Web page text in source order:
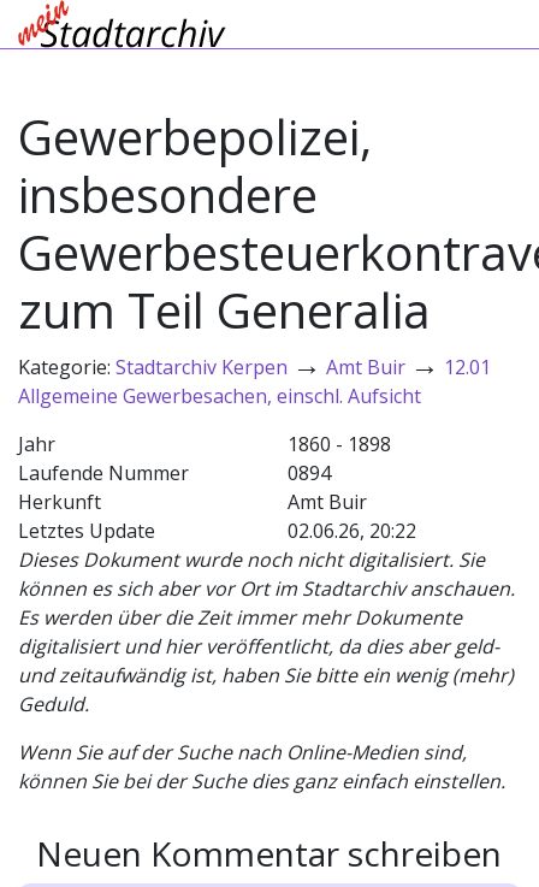
Gewerbepolizei,
insbesondere
zum Teil Generalia
Kategorie: Stadtarchiv Kerpen → Amt Buir → 12.01
Allgemeine Gewerbesachen, einschl. Aufsicht
Jahr
1860 - 1898
Laufende Nummer
0894
Herkunft
Amt Buir
Letztes Update
02.06.26, 20:22
Dieses Dokument wurde noch nicht digitalisiert. Sie
können es sich aber vor Ort im Stadtarchiv anschauen.
Es werden über die Zeit immer mehr Dokumente
digitalisiert und hier veröffentlicht, da dies aber geld-
und zeitaufwändig ist, haben Sie bitte ein wenig (mehr)
Geduld.
Wenn Sie auf der Suche nach Online-Medien sind,
können Sie bei der Suche dies ganz einfach einstellen.
Neuen Kommentar schreiben